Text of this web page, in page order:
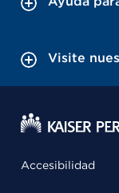
Visite
Accesibilidad